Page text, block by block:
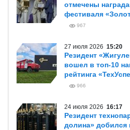
отмечены
фестиваля
967
27 июля 2026 15:20
Резидент
вошел в топ-10
рейтинга
966
24 июля 2026 16:17
Резидент
долина» добился